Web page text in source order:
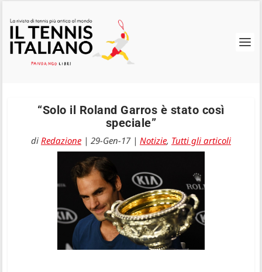
“Solo il Roland Garros è stato così
speciale”
di Redazione | 29-Gen-17| Notizie, Tutti gli articoli